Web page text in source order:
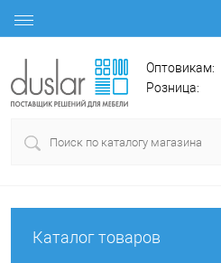
Оптовикам:
Розница:
Каталог товаров